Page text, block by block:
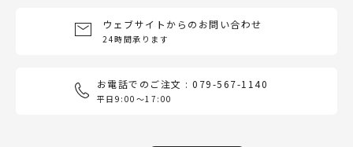
ウェブサイトからのお問い合わせ
24時間承ります
お電話でのご注文 : 079-567-1140
平日9:00〜17:00